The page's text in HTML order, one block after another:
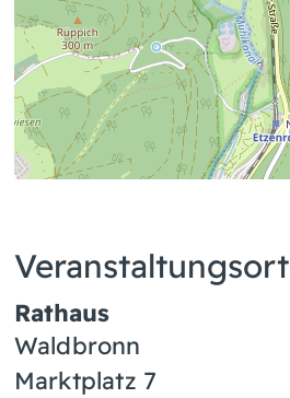
Veranstaltungsort
Rathaus
Waldbronn
Marktplatz 7